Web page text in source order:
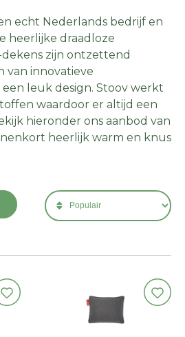
echt Nederlands bedrijf en
heerlijke draadloze
zijn ontzettend
van innovatieve
leuk design. Stoov werkt
waardoor er altijd een
hieronder ons aanbod van
heerlijk warm en knus